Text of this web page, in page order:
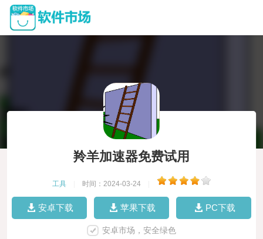
羚羊加速器免费试用
工具 时间：2024-03-24
安卓下载 苹果下载 PC下载
安卓市场，安全绿色